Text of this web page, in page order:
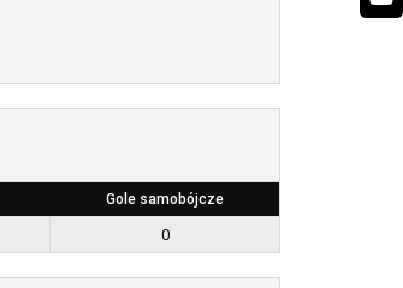
Gole samobójcze
0